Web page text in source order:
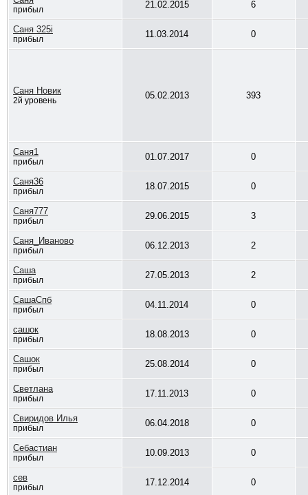
прибыл 21.02.2015 6
Саня 325i
прибыл 11.03.2014 0
Саня Новик
2й уровень 05.02.2013 393
Саня1
прибыл 01.07.2017 0
Саня36
прибыл 18.07.2015 0
Саня777
прибыл 29.06.2015 3
Саня_Иваново
прибыл 06.12.2013 2
Саша
прибыл 27.05.2013 2
СашаСпб
прибыл 04.11.2014 0
сашок
прибыл 18.08.2013 0
Сашок
прибыл 25.08.2014 0
Светлана
прибыл 17.11.2013 0
Свиридов Илья
прибыл 06.04.2018 0
Себастиан
прибыл 10.09.2013 0
сев
прибыл 17.12.2014 0